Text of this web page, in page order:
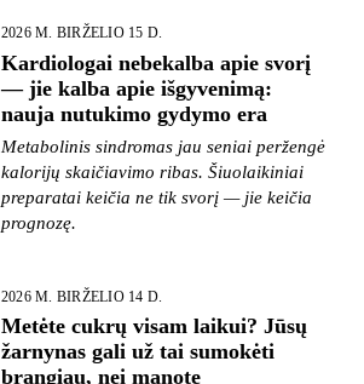
2026 M. BIRŽELIO 15 D.
Kardiologai nebekalba apie svorį
— jie kalba apie išgyvenimą:
nauja nutukimo gydymo era
Metabolinis sindromas jau seniai peržengė
kalorijų skaičiavimo ribas. Šiuolaikiniai
preparatai keičia ne tik svorį — jie keičia
prognozę.
2026 M. BIRŽELIO 14 D.
Metėte cukrų visam laikui? Jūsų
žarnynas gali už tai sumokėti
brangiau, nei manote